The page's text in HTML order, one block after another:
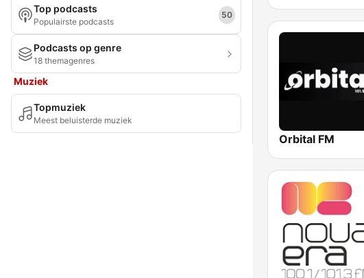
Top podcasts
Populairste podcasts
50
Podcasts op genre
18 themagenres
Muziek
Topmuziek
Meest beluisterde muziek
Orbital FM